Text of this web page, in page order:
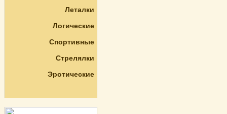
Леталки
Логические
Спортивные
Стрелялки
Эротические